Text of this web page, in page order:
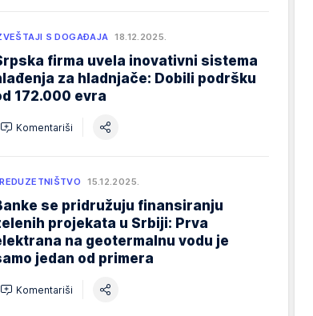
S DOGAĐAJA 18.12.2025.
firma uvela inovativni sistema
za hladnjače: Dobili podršku
172.000 evra
Komentariši
15.12.2025.
se pridružuju finansiranju
projekata u Srbiji: Prva
na geotermalnu vodu je
jedan od primera
Komentariši